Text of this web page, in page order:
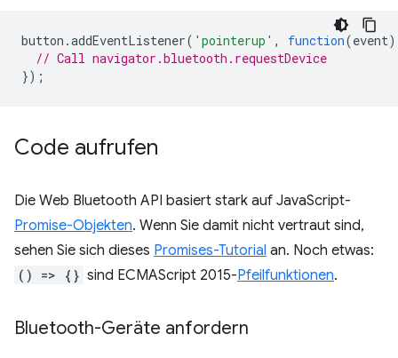
button .addEventListener( 'pointerup' , function(event)
// Call navigator.bluetooth.requestDevice
});
Code aufrufen
Die Web Bluetooth API basiert stark auf JavaScript-
Promise-Objekten. Wenn Sie damit nicht vertraut sind,
sehen Sie sich dieses Promises-Tutorial an. Noch etwas:
() => {} sind ECMAScript 2015-Pfeilfunktionen.
Bluetooth-Geräte anfordern